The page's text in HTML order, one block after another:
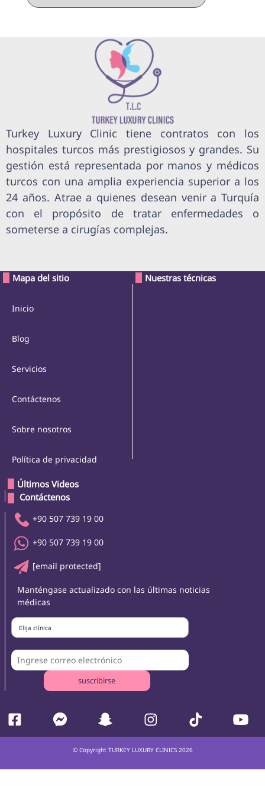
Turkey Luxury Clinic tiene contratos con los
hospitales turcos más prestigiosos y grandes. Su
gestión está representada por manos y médicos
turcos con una amplia experiencia superior a los
24 años. Atrae a quienes desean venir a Turquía
con el propósito de tratar enfermedades o
someterse a cirugías complejas.
Mapa del sitio
Inicio
Blog
Servicios
Contáctenos
Sobre nosotros
Política de privacidad
Nuestras técnicas
Últimos Videos
Contáctenos
+90 507 739 19 00
+90 507 739 19 00
[email protected]
Manténgase actualizado con las últimas noticias
médicas
Elija clínica
suscribirse
© Copyright TURKEY LUXURY CLINICS 2026